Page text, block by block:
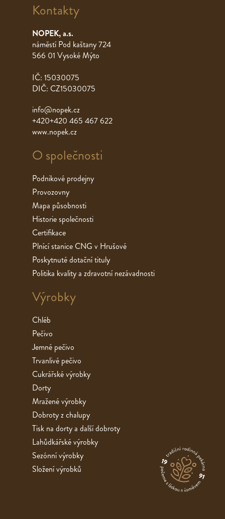
Kontakty
NOPEK, a.s.
náměstí Pod kaštany 724
566 01 Vysoké Mýto
IČ: 15030075
DIČ: CZ15030075
info@nopek.cz
+420+420 465 467 622
www.nopek.cz
O společnosti
Podnikové prodejny
Provozovny
Mapa působnosti
Historie společnosti
Certifikace
Plnící stanice CNG v Hrušové
Poskytnuté dotační tituly
Politika kvality a zdravotní nezávadnosti
Výrobky
Chléb
Pečivo
Jemné pečivo
Trvanlivé pečivo
Cukrářské výrobky
Dorty
Mražené výrobky
Dobroty z chalupy
Tisk na dorty a další dobroty
Lahůdkářské výrobky
Sezónní výrobky
Složení výrobků